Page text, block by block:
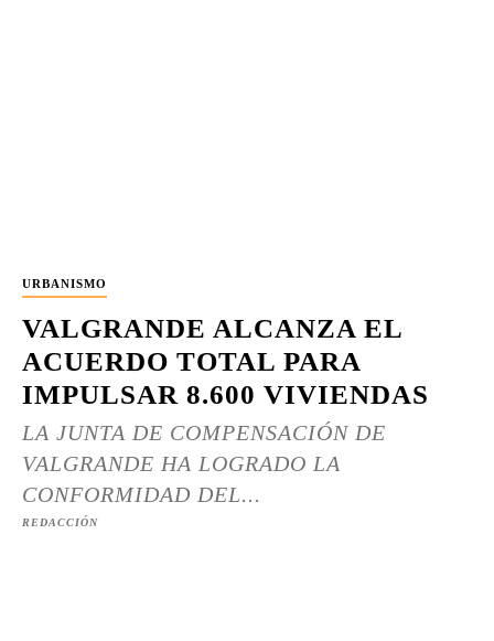
URBANISMO
VALGRANDE ALCANZA EL
ACUERDO TOTAL PARA
IMPULSAR 8.600 VIVIENDAS
LA JUNTA DE COMPENSACIÓN DE
VALGRANDE HA LOGRADO LA
CONFORMIDAD DEL...
REDACCIÓN